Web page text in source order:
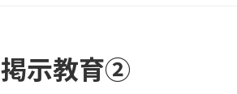
掲示教育②